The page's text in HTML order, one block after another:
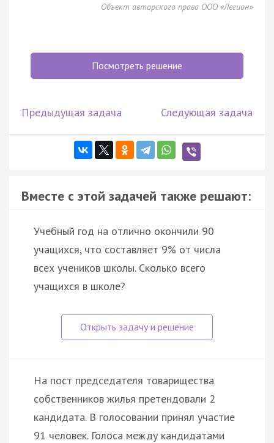
Объект авторского права ООО «Легион»
Посмотреть решение
Предыдущая задача Следующая задача
Вместе с этой задачей также решают:
Учебный год на отлично окончили 90
учащихся, что составляет 9% от числа
всех учеников школы. Сколько всего
учащихся в школе?
На пост председателя товарищества
собственников жилья претендовали 2
кандидата. В голосовании принял участие
91 человек. Голоса между кандидатами